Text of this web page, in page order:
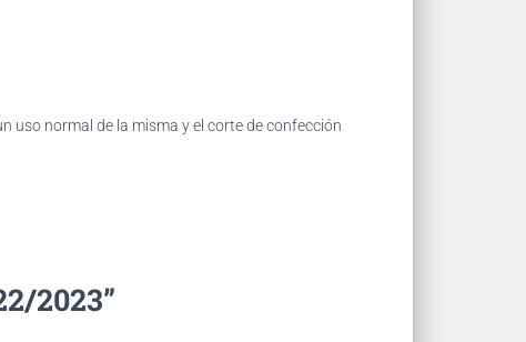
uso normal de la misma y el corte de confección
2023”